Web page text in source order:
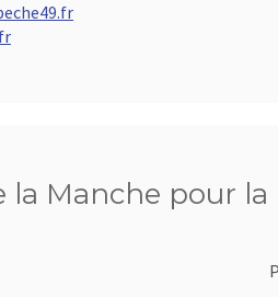
la Manche pour